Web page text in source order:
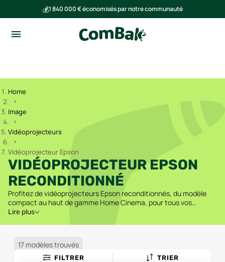
💰1 840 000 € économisés par notre communauté
Home
Image
Vidéoprojecteurs
Vidéoprojecteur Epson
VIDÉOPROJECTEUR EPSON
RECONDITIONNÉ
Profitez de vidéoprojecteurs Epson reconditionnés, du modèle
compact au haut de gamme Home Cinema, pour tous vos
besoins.
Lire plus
17 modèles trouvés
FILTRER TRIER